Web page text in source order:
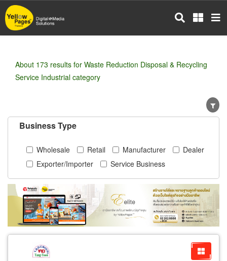
Skip
to
main
About 173 results for Waste Reduction Disposal & Recycling
Service Industrial category
Business Type
Wholesale Retail Manufacturer
Dealer
Exporter/Importer
Service Business